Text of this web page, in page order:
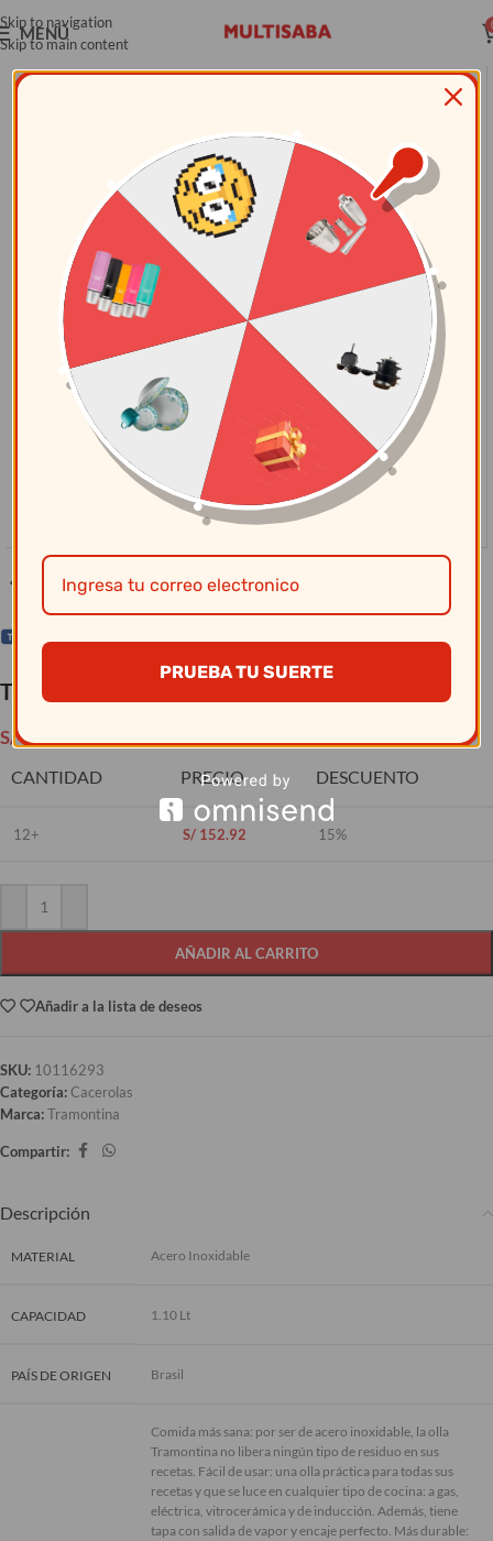
Skip to navigation
Skip to main content
MENÚ
Tramontina – Cacerola 14Cm Profesional
S/179.90
CANTIDAD PRECIO DESCUENTO
12+ S/ 152.92 15%
AÑADIR AL CARRITO
Añadir a la lista de deseos
SKU: 10116293
Categoría:Cacerolas
Marca:Tramontina
Compartir:
Descripción
MATERIAL Acero Inoxidable
CAPACIDAD 1.10 Lt
PAÍS DE ORIGEN Brasil
Comida más sana: por ser de acero inoxidable, la olla
Tramontina no libera ningún tipo de residuo en sus
recetas. Fácil de usar: una olla práctica para todas sus
recetas y que se luce en cualquier tipo de cocina: a gas,
eléctrica, vitrocerámica y de inducción. Además, tiene
tapa con salida de vapor y encaje perfecto. Más durable:
PRUEBA TU SUERTE